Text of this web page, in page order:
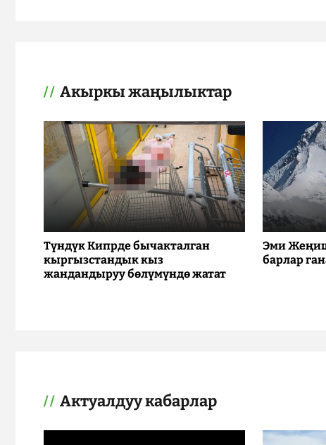
Акыркы жаңылыктар
Түндүк Кипрде бычакталган
кыргызстандык кыз
жандандыруу бөлүмүндө жатат
Эми
барлар
Актуалдуу кабарлар